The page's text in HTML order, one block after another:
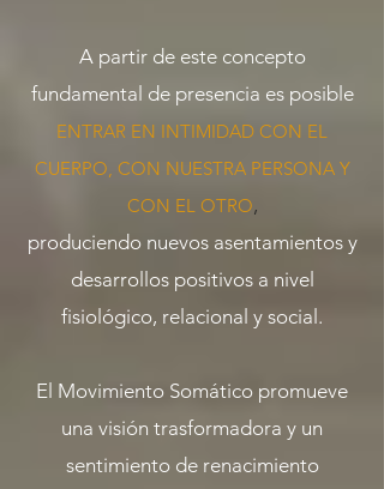
A partir de este concepto
fundamental de presencia es posible
ENTRAR EN INTIMIDAD CON EL
CUERPO, CON NUESTRA PERSONA Y
CON EL OTRO,
produciendo nuevos asentamientos y
desarrollos positivos a nivel
fisiológico, relacional y social.
El Movimiento Somático promueve
una visión trasformadora y un
sentimiento de renacimiento